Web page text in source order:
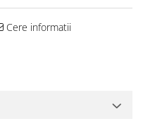
Cere informatii